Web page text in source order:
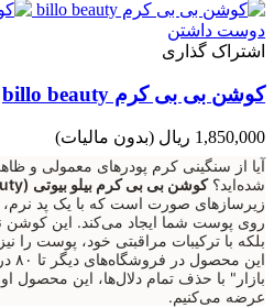
دوست داشتن
اشتراک گذاری
کوشن بی بی کرم billo beauty
1,850,000 ریال
(بدون مالیات)
آیا از سنگینی کرم پودرهای معمولی و
شده‌اید؟ کوشن بی بی کرم بیلو بیوتی (Billo Beauty)
زیرسازهای صورت است که با یک پد
روی پوست شما ایجاد می‌کند. این کوشن
بلکه با ترکیبات مراقبتی خود، پوست را
بازار" با حذف تمام دلال‌ها، این محصول
عرضه می‌کنیم.